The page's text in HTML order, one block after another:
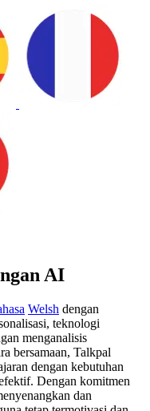
AI
Welsh dengan
teknologi
menganalisis
bersamaan, Talkpal
dengan kebutuhan
Dengan komitmen
dan